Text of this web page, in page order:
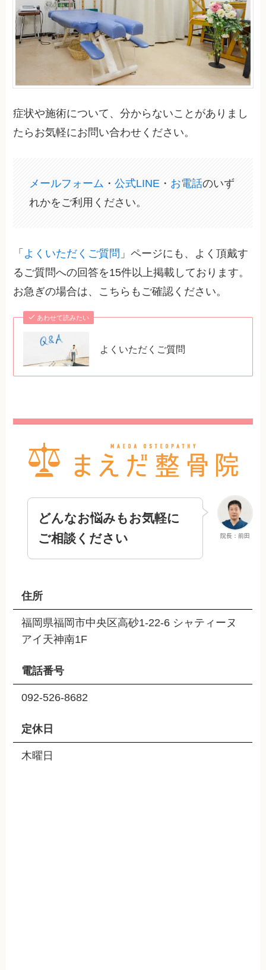
症状や施術について、分からないことがありまし
たらお気軽にお問い合わせください。
メールフォーム ・公式LINE ・ お電話のいず
れかをご利用ください。
「 よくいただくご質問 」ページにも、よく頂戴す
るご質問への回答を15件以上掲載しております。
お急ぎの場合は、こちらもご確認ください。
あわせて読みたい
よくいただくご質問
院長：前田
どんなお悩みもお気軽に
ご相談ください
住所
福岡県福岡市中央区高砂1-22-6 シャティーヌ
アイ天神南1F
電話番号
092-526-8682
定休日
木曜日